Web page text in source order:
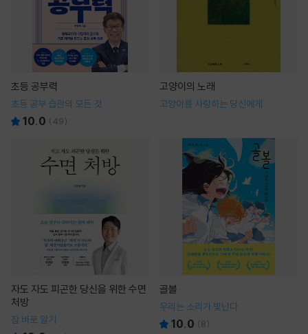
초등 공부력
초등 공부 습관의 모든 것
10.0 (49)
고양이의 노래
고양이를 사랑하는 당신에게
자도 자도 피곤한 당신을 위한 수면
처방
잠 바로 알기
골볼
우리는 소리가 빛난다
10.0 (8)